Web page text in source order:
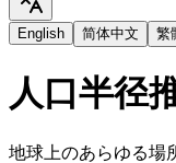
English 简体中文 繁
人口半径
地球上のあらゆる場